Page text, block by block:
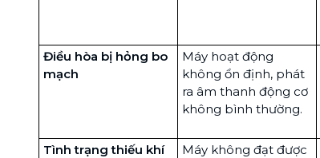
Điều hòa bị hỏng bo
mạch
Máy hoạt động
không ổn định, phát
ra âm thanh động cơ
không bình thường.
Tình trạng thiếu khí
Máy không đạt được